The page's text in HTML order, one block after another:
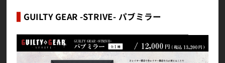
GUILTY GEAR -STRIVE- パブミラー